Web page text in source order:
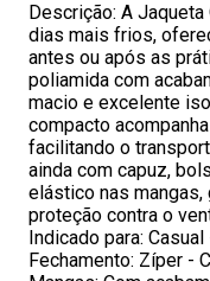
Descrição: A
dias mais frios,
antes ou após as
poliamida com
macio e excelente
compacto
facilitando o
ainda com capuz,
elástico nas mangas,
proteção contra o
Indicado para:
Fechamento: Zíper -